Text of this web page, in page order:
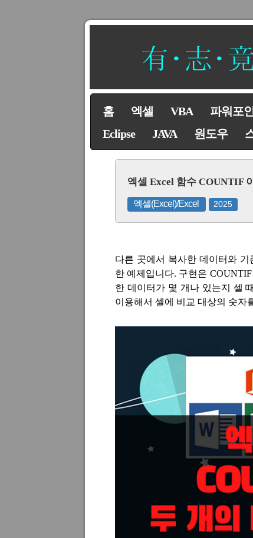
홈 엑셀 VBA 파워포
Eclipse
JAVA 원도우
엑셀 Excel 함수 COUNTIF
엑셀(Excel)/Excel 2025
다른 곳에서 복사한 데이터와
한 예제입니다. 구현은 COUNTIF
한 데이터가 몇 개나 있는지 셀
이용해서 셀에 비교 대상의 숫자